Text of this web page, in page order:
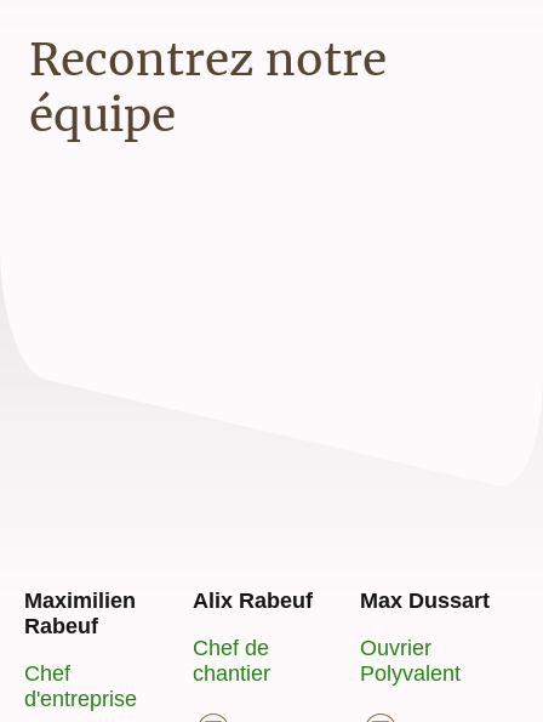
Recontrez notre
équipe
Maximilien
Rabeuf
Chef
d'entreprise
Alix Rabeuf
Chef de
chantier
Max Dussart
Ouvrier
Polyvalent